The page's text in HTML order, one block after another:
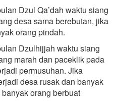
Dzul Qa’dah waktu siang
desa sama berebutan, jika
orang pindah.
Dzulhijjah waktu siang
marah dan paceklik pada
permusuhan. Jika
desa rusak dan banyak
orang berbuat